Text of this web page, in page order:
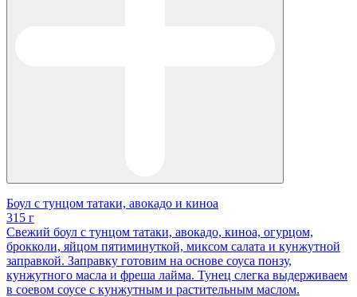
Боул с тунцом татаки, авокадо и киноа
315 г
Свежий боул с тунцом татаки, авокадо, киноа, огурцом,
брокколи, яйцом пятиминуткой, миксом салата и кунжутной
заправкой. Заправку готовим на основе соуса понзу,
кунжутного масла и фреша лайма. Тунец слегка выдерживаем
в соевом соусе с кунжутным и растительным маслом.